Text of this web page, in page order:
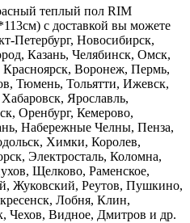
теплый пол RIM
с доставкой вы можете
Петербург, Новосибирск,
Казань, Челябинск, Омск,
Воронеж, Пермь,
Тюмень, Тольятти, Ижевск,
Ярославль,
Оренбург, Кемерово,
Набережные Челны, Пенза,
Химки, Королев,
Электросталь, Коломна,
Щелково, Раменское,
Жуковский, Реутов, Пушкино,
Лобня, Клин,
Чехов, Видное, Дмитров и др.